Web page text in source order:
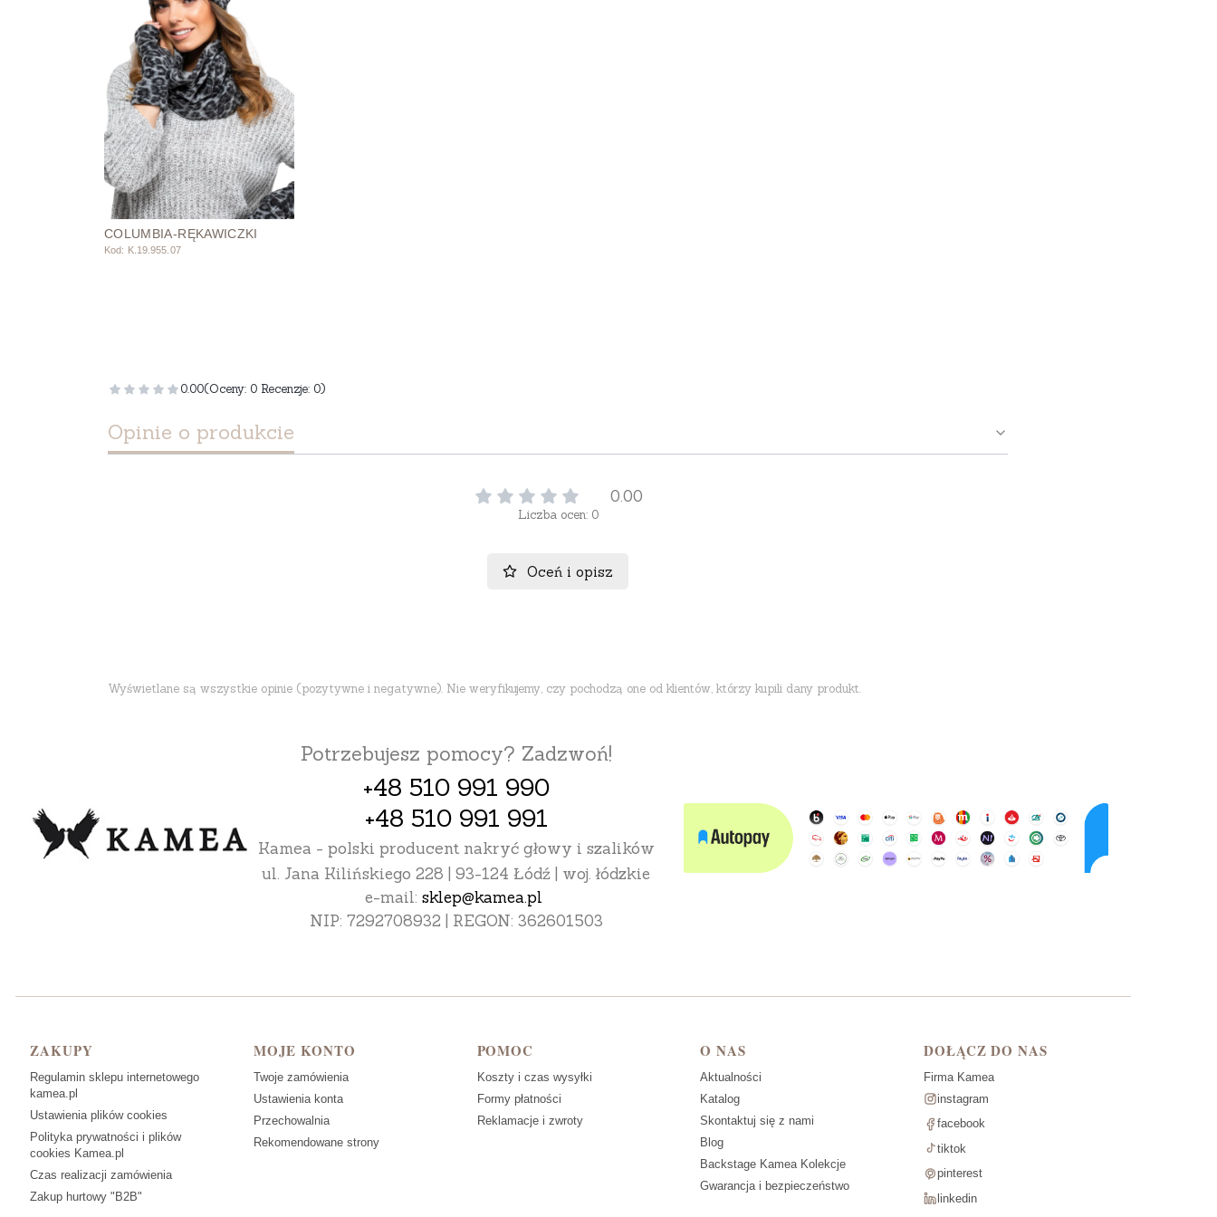
COLUMBIA-RĘKAWICZKI
Kod: K.19.955.07
0.00(Oceny: 0 Recenzje: 0)
Opinie o produkcie
0.00
Liczba ocen: 0
Oceń i opisz
Wyświetlane są wszystkie opinie (pozytywne i negatywne). Nie weryfikujemy, czy pochodzą one od klientów, którzy kupili dany produkt.
Potrzebujesz pomocy? Zadzwoń!
+48 510 991 990
+48 510 991 991
Kamea - polski producent nakryć głowy i szalików
ul. Jana Kilińskiego 228 | 93-124 Łódź | woj. łódzkie
e-mail: sklep@kamea.pl
NIP: 7292708932 | REGON: 362601503
Linki w stopce
ZAKUPY
Regulamin sklepu internetowego
kamea.pl
Ustawienia plików cookies
Polityka prywatności i plików
cookies Kamea.pl
Czas realizacji zamówienia
Zakup hurtowy "B2B"
MOJE KONTO
Twoje zamówienia
Ustawienia konta
Przechowalnia
Rekomendowane strony
POMOC
Koszty i czas wysyłki
Formy płatności
Reklamacje i zwroty
O NAS
Aktualności
Katalog
Skontaktuj się z nami
Blog
Backstage Kamea Kolekcje
Gwarancja i bezpieczeństwo
DOŁĄCZ DO NAS
Firma Kamea
instagram
facebook
tiktok
pinterest
linkedin